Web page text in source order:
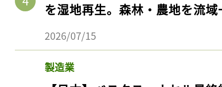
を湿地再生。森林・農地を流
2026/07/15
製造業